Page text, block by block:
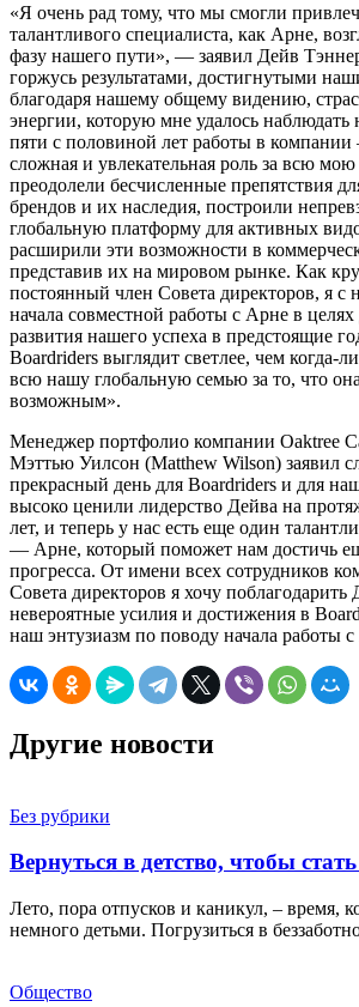
«Я очень рад тому, что мы смогли
талантливого специалиста, как Арне,
фазу нашего пути», — заявил Дейв
горжусь результатами, достигнутыми
благодаря нашему общему видению,
энергии, которую мне удалось
пяти с половиной лет работы в
сложная и увлекательная роль за всю
преодолели бесчисленные препятствия
брендов и их наследия, построили
глобальную платформу для активных
расширили эти возможности в
представив их на мировом рынке. Как
постоянный член Совета директоров, я с
начала совместной работы с Арне в
развития нашего успеха в предстоящие
Boardriders выглядит светлее, чем когда-
всю нашу глобальную семью за то, что
возможным».
Менеджер портфолио компании Oaktree
Мэттью Уилсон (Matthew Wilson) заявил
прекрасный день для Boardriders и для
высоко ценили лидерство Дейва на
лет, и теперь у нас есть еще один
— Арне, который поможет нам достичь
прогресса. От имени всех сотрудников
Совета директоров я хочу поблагодарить
невероятные усилия и достижения в
наш энтузиазм по поводу начала работы
Другие новости
Без рубрики
Вернуться в детство, чтобы
Лето, пора отпусков и каникул, – время,
немного детьми. Погрузиться в
Общество